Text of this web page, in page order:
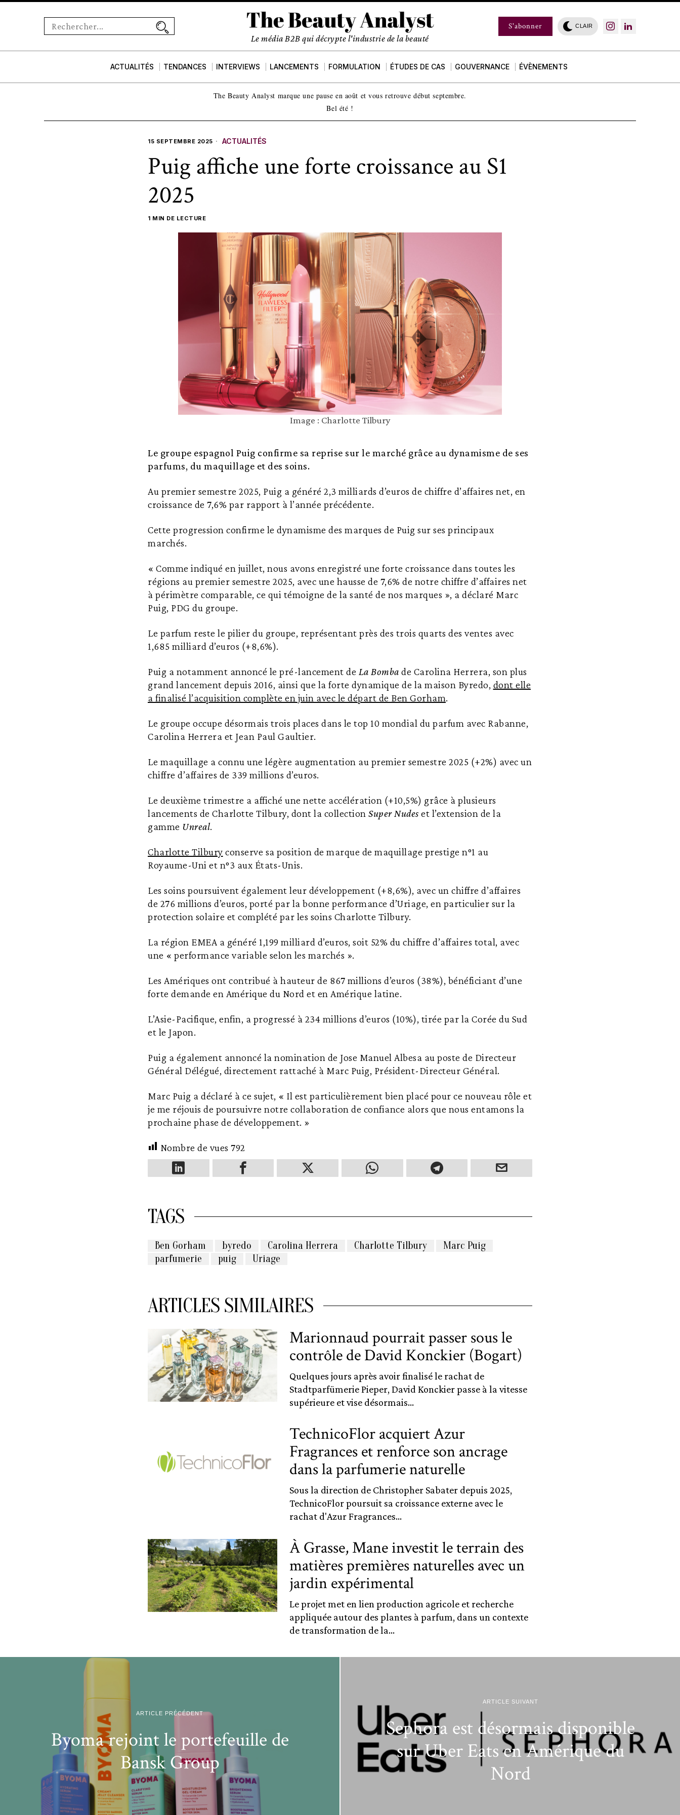
Le média B2B qui décrypte l'industrie de la beauté
S'abonner CLAIR
ACTUALITÉS TENDANCES INTERVIEWS LANCEMENTS FORMULATION ÉTUDES DE CAS GOUVERNANCE ÉVÈNEMENTS
The Beauty Analyst marque une pause en août et vous retrouve début septembre.
Bel été !
15 SEPTEMBRE 2025 ACTUALITÉS
Puig affiche une forte croissance au S1
2025
1 MIN DE LECTURE
Image : Charlotte Tilbury
Le groupe espagnol Puig confirme sa reprise sur le marché grâce au dynamisme de ses
parfums, du maquillage et des soins.
Au premier semestre 2025, Puig a généré 2,3 milliards d’euros de chiffre d’affaires net, en
croissance de 7,6% par rapport à l’année précédente.
Cette progression confirme le dynamisme des marques de Puig sur ses principaux
marchés.
« Comme indiqué en juillet, nous avons enregistré une forte croissance dans toutes les
régions au premier semestre 2025, avec une hausse de 7,6% de notre chiffre d’affaires net
à périmètre comparable, ce qui témoigne de la santé de nos marques », a déclaré Marc
Puig, PDG du groupe.
Le parfum reste le pilier du groupe, représentant près des trois quarts des ventes avec
1,685 milliard d’euros (+8,6%).
Puig a notamment annoncé le pré-lancement de La Bomba de Carolina Herrera, son plus
grand lancement depuis 2016, ainsi que la forte dynamique de la maison Byredo, dont elle
a finalisé l’acquisition complète en juin avec le départ de Ben Gorham.
Le groupe occupe désormais trois places dans le top 10 mondial du parfum avec Rabanne,
Carolina Herrera et Jean Paul Gaultier.
Le maquillage a connu une légère augmentation au premier semestre 2025 (+2%) avec un
chiffre d’affaires de 339 millions d’euros.
Le deuxième trimestre a affiché une nette accélération (+10,5%) grâce à plusieurs
lancements de Charlotte Tilbury, dont la collection Super Nudes et l’extension de la
gamme Unreal.
Charlotte Tilbury conserve sa position de marque de maquillage prestige n°1 au
Royaume-Uni et n°3 aux États-Unis.
Les soins poursuivent également leur développement (+8,6%), avec un chiffre d’affaires
de 276 millions d’euros, porté par la bonne performance d’Uriage, en particulier sur la
protection solaire et complété par les soins Charlotte Tilbury.
La région EMEA a généré 1,199 milliard d’euros, soit 52% du chiffre d’affaires total, avec
une « performance variable selon les marchés ».
Les Amériques ont contribué à hauteur de 867 millions d’euros (38%), bénéficiant d’une
forte demande en Amérique du Nord et en Amérique latine.
L’Asie-Pacifique, enfin, a progressé à 234 millions d’euros (10%), tirée par la Corée du Sud
et le Japon.
Puig a également annoncé la nomination de Jose Manuel Albesa au poste de Directeur
Général Délégué, directement rattaché à Marc Puig, Président-Directeur Général.
Marc Puig a déclaré à ce sujet, « Il est particulièrement bien placé pour ce nouveau rôle et
je me réjouis de poursuivre notre collaboration de confiance alors que nous entamons la
prochaine phase de développement. »
Nombre de vues 792
TAGS
Ben Gorham byredo Carolina Herrera Charlotte Tilbury
Marc Puig
parfumerie
puig Uriage
ARTICLES SIMILAIRES
Marionnaud pourrait passer sous le
contrôle de David Konckier (Bogart)
Quelques jours après avoir finalisé le rachat de
Stadtparfümerie Pieper, David Konckier passe à la vitesse
supérieure et vise désormais...
TechnicoFlor acquiert Azur
Fragrances et renforce son ancrage
dans la parfumerie naturelle
Sous la direction de Christopher Sabater depuis 2025,
TechnicoFlor poursuit sa croissance externe avec le
rachat d'Azur Fragrances...
À Grasse, Mane investit le terrain des
matières premières naturelles avec un
jardin expérimental
Le projet met en lien production agricole et recherche
appliquée autour des plantes à parfum, dans un contexte
de transformation de la...
ARTICLE PRÉCÉDENT
Byoma rejoint le portefeuille de
Bansk Group
ARTICLE SUIVANT
Sephora est désormais disponible
sur Uber Eats en Amérique du
Nord